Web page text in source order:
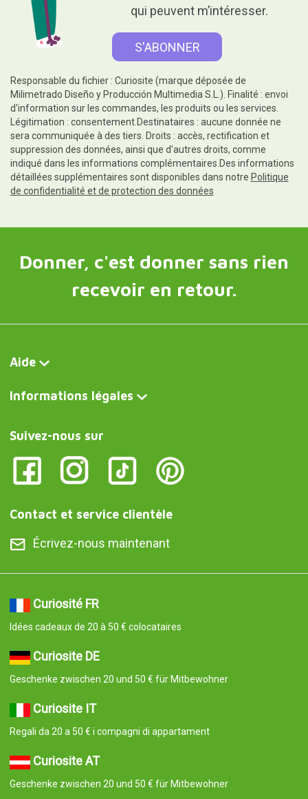
qui peuvent m’intéresser.
Responsable du fichier : Curiosite (marque déposée de
Milimetrado Diseño y Producción Multimedia S.L.). Finalité : envoi
d'information sur les commandes, les produits ou les services.
Légitimation : consentement.Destinataires : aucune donnée ne
sera communiquée à des tiers. Droits : accès, rectification et
suppression des données, ainsi que d'autres droits, comme
indiqué dans les informations complémentaires.Des informations
détaillées supplémentaires sont disponibles dans notre Politique
de confidentialité et de protection des données
Donner, c'est donner sans rien
recevoir en retour.
Aide
Informations légales
Suivez-nous sur
Contact et service clientèle
Écrivez-nous maintenant
Curiosité FR
Idées cadeaux de 20 à 50 € colocataires
Curiosite DE
Geschenke zwischen 20 und 50 € für Mitbewohner
Curiosite IT
Regali da 20 a 50 € i compagni di appartament
Curiosite AT
Geschenke zwischen 20 und 50 € für Mitbewohner